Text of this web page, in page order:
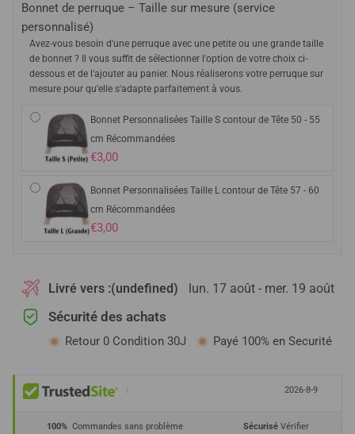
Bonnet de perruque – Taille sur mesure (service
personnalisé)
Avez-vous besoin d'une perruque avec une petite ou une grande taille
de bonnet ? Il vous suffit de sélectionner l'option de votre choix ci-
dessous et de l'ajouter au panier. Nous réaliserons votre perruque sur
mesure pour qu'elle s'adapte parfaitement à vous.
Bonnet Personnalisées Taille S contour de Tête 50 - 55
cm Récommandées
€3,00
Bonnet Personnalisées Taille L contour de Tête 57 - 60
cm Récommandées
€3,00
Livré vers :(undefined) lun. 17 août - mer. 19 août
Sécurité des achats
Retour 0 Condition 30J Payé 100% en Securité
2026-8-9
100% Commandes sans problème SécuriséVérifier